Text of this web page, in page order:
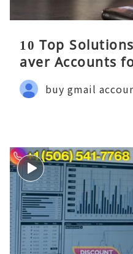
10 Top
aver Accounts
buy gmail